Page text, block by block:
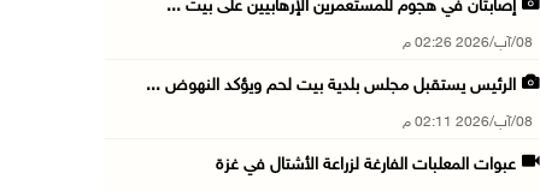
إصابتان في هجوم للمستعمرين الإرهابيين على بيت ...
08/آب/2026 02:26 م
الرئيس يستقبل مجلس بلدية بيت لحم ويؤكد النهوض ...
08/آب/2026 02:11 م
عبوات المعلبات الفارغة لزراعة الأشتال في غزة